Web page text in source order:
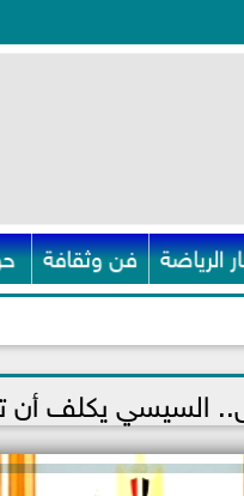
الرياضة فن وثقافة
السيسي يكلف